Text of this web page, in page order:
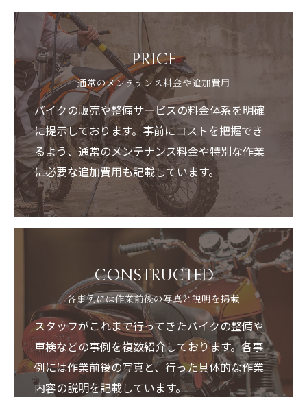
PRICE
通常のメンテナンス料金や追加費用
バイクの販売や整備サービスの料金体系を明確
に提示しております。事前にコストを把握でき
るよう、通常のメンテナンス料金や特別な作業
に必要な追加費用も記載しています。
CONSTRUCTED
各事例には作業前後の写真と説明を掲載
スタッフがこれまで行ってきたバイクの整備や
車検などの事例を複数紹介しております。各事
例には作業前後の写真と、行った具体的な作業
内容の説明を記載しています。